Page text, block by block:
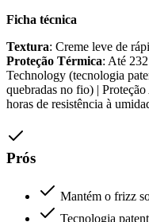
Ficha técnica
Textura: Creme leve de
Proteção Térmica: Até
Technology (tecnologia
quebradas no fio) |
horas de resistência à
Prós
Mantém o frizz
Tecnologia